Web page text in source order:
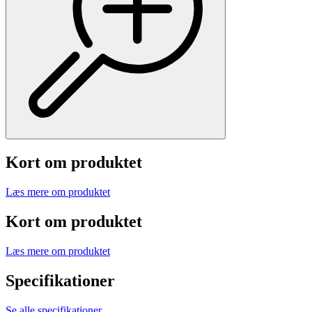
Kort om produktet
Læs mere om produktet
Kort om produktet
Læs mere om produktet
Specifikationer